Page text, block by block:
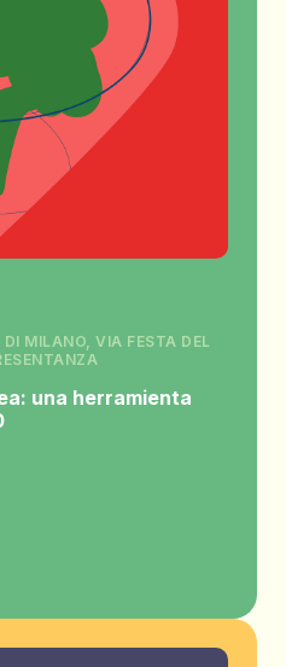
MILANO, VIA FESTA DEL
una herramienta